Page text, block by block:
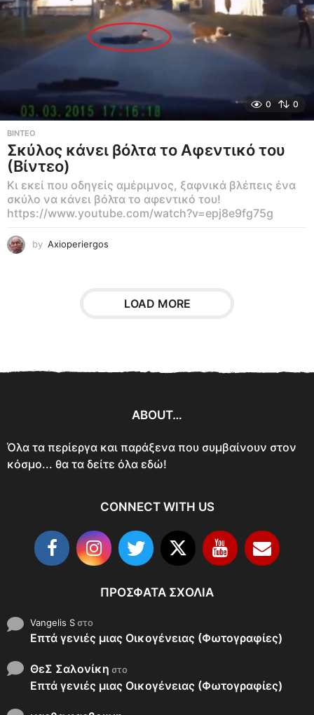
0 0
ΒΊΝΤΕΟ
Σκύλος κάνει βόλτα το Αφεντικό του
(Βίντεο)
Κι εκεί που οδηγείς αμέριμνος, ξαφνικά βλέπεις ένα
σκύλο να κάνει βόλτα το αφεντικό του!
https://www.youtube.com/watch?v=epj8e9fg75g
by Axioperiergos
LOAD MORE
ABOUT…
Όλα τα περίεργα και παράξενα που συμβαίνουν στον
κόσμο... θα τα δείτε όλα εδώ!
CONNECT WITH US
ΠΡΌΣΦΑΤΑ ΣΧΌΛΙΑ
Vangelis Sστο
Επτά γενιές μιας Οικογένειας (Φωτογραφίες)
ΘεΣ Σαλονίκη στο
Επτά γενιές μιας Οικογένειας (Φωτογραφίες)